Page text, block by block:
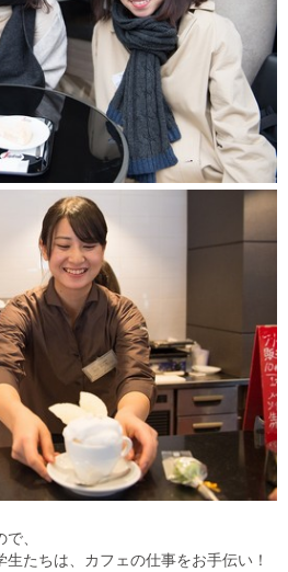
、
生たちは、カフェの仕事をお手伝い！